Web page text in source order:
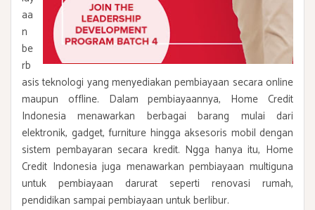
aa
n
be
rb
asis teknologi yang menyediakan pembiayaan secara online
maupun offline. Dalam pembiayaannya, Home Credit
Indonesia menawarkan berbagai barang mulai dari
elektronik, gadget, furniture hingga aksesoris mobil dengan
sistem pembayaran secara kredit. Ngga hanya itu, Home
Credit Indonesia juga menawarkan pembiayaan multiguna
untuk pembiayaan darurat seperti renovasi rumah,
pendidikan sampai pembiayaan untuk berlibur.